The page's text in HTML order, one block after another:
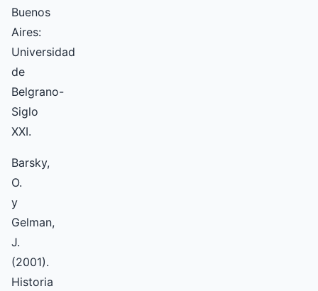
Buenos
Aires:
Universidad
de
Belgrano-
Siglo
XXI.
Barsky,
O.
y
Gelman,
J.
(2001).
Historia